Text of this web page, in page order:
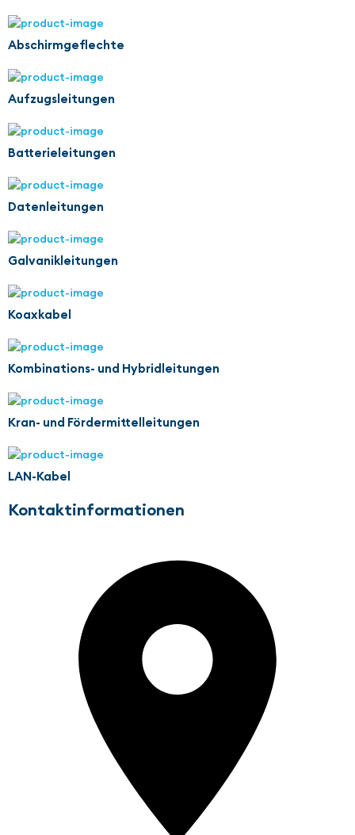
Abschirmgeflechte
Aufzugsleitungen
Batterieleitungen
Datenleitungen
Galvanikleitungen
Koaxkabel
Kombinations- und Hybridleitungen
Kran- und Fördermittelleitungen
LAN-Kabel
Kontaktinformationen